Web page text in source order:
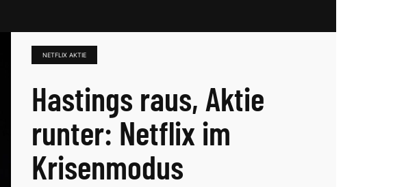
NETFLIX AKTIE
Hastings raus, Aktie
runter: Netflix im
Krisenmodus